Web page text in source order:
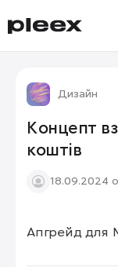
Дизайн
Концепт
коштів
18.09.2024 о
Апгрейд для